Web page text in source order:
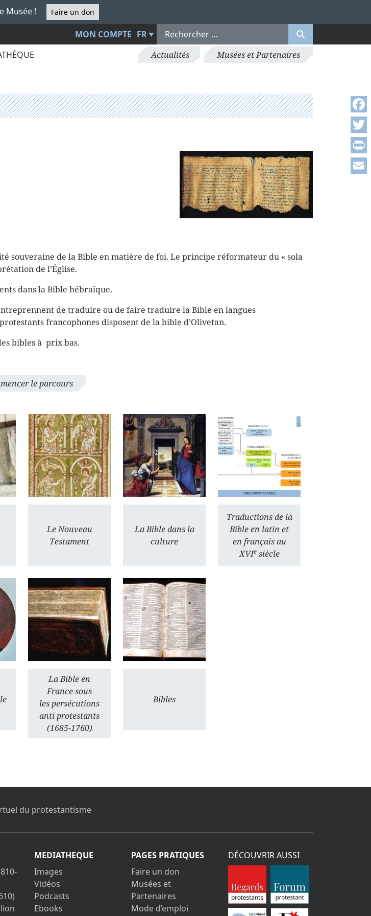
Musée ! Faire un don
MON COMPTE FR
Actualités Musées et Partenaires
souveraine de la Bible en matière de foi. Le principe réformateur du « sola
de l’Église.
dans la Bible hébraïque.
de traduire ou de faire traduire la Bible en langues
francophones disposent de la bible d’Olivetan.
bibles à prix bas.
le parcours
Le Nouveau
Testament
La Bible dans la
culture
Traductions de la
Bible en latin et
en français au
XVIesiècle
La Bible en
France sous
les persécutions
anti protestants
(1685-1760)
Bibles
du protestantisme
MEDIATHEQUE
Images
Vidéos
Podcasts
Ebooks
PAGES PRATIQUES
Faire un don
Musées et
Partenaires
Mode d’emploi
DÉCOUVRIR AUSSI
Print